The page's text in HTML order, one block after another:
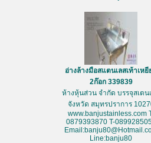
อ่างล้างมือสแตนเลสเท้าเหยี
2ก๊อก 339839
ห้างหุ้นส่วน จำกัด บรรจุสเตน
จังหวัด สมุทรปราการ
www.banjustainless.com
0879393870 T-
Line:banju80